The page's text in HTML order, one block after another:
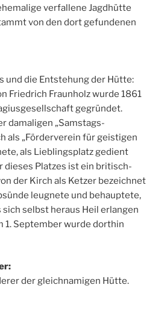
verfallene Jagdhütte
von den dort gefundenen
und die Entstehung der Hütte:
Friedrich Fraunholz wurde 1861
gegründet.
damaligen „Samstags-
als „Förderverein für geistigen
als Lieblingsplatz gedient
dieses Platzes ist ein britisch-
der Kirch als Ketzer bezeichnet
leugnete und behauptete,
sich selbst heraus Heil erlangen
1. September wurde dorthin
der gleichnamigen Hütte.